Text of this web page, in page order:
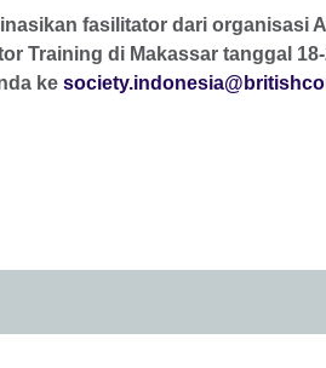
fasilitator dari organisasi
Training di Makassar tanggal 18-
ke